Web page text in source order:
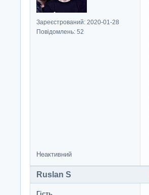
Зареєстрований: 2020-01-28
Повідомлень: 52
Неактивний
Ruslan S